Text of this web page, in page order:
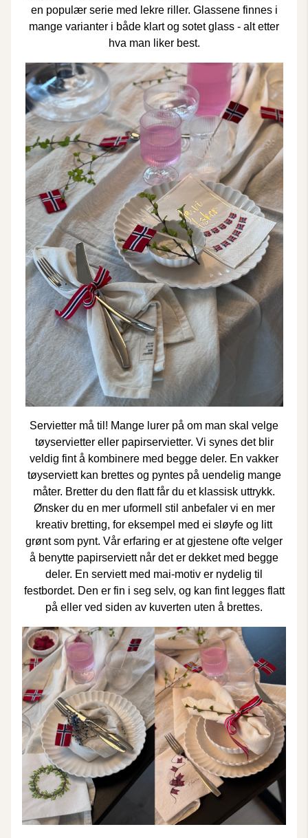
en populær serie med lekre riller. Glassene finnes i
mange varianter i både klart og sotet glass - alt etter
hva man liker best.
Servietter må til! Mange lurer på om man skal velge
tøyservietter eller papirservietter. Vi synes det blir
veldig fint å kombinere med begge deler. En vakker
tøyserviettkan brettes og pyntes på uendelig mange
måter. Bretter du den flatt får du et klassisk uttrykk.
Ønsker du en mer uformell stil anbefaler vi en mer
kreativ bretting, for eksempel med ei sløyfe og litt
grønt som pynt. Vår erfaring er at gjestene ofte velger
å benytte papirserviett når det er dekket med begge
deler. En serviett med mai-motiv er nydelig til
festbordet. Den er fin i seg selv, og kan fint legges flatt
på eller ved siden av kuverten uten å brettes.